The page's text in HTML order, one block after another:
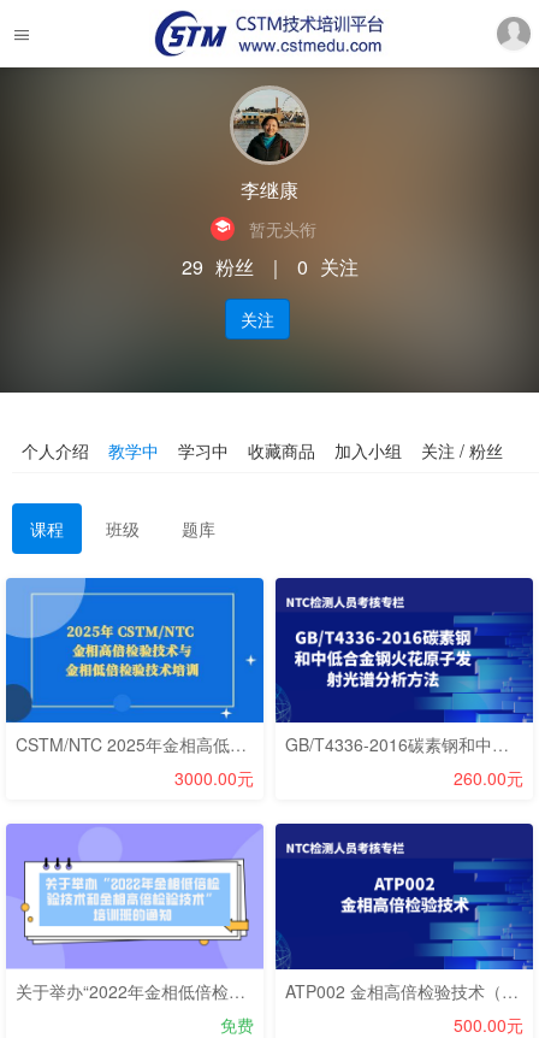
李继康
暂无头衔
29 粉丝 ｜ 0 关注
关注
个人介绍 教学中 学习中 收藏商品 加入小组 关注 / 粉丝
课程 班级 题库
CSTM/NTC 2025年金相高低倍检验技术培训
3000.00元
GB/T4336-2016碳素钢和中低合金钢火花原子发射光谱分析方法笔试考核
260.00元
关于举办“2022年金相低倍检验技术和金相高倍检验技术”培训班的通知
免费
ATP002 金相高倍检验技术（考试）
500.00元